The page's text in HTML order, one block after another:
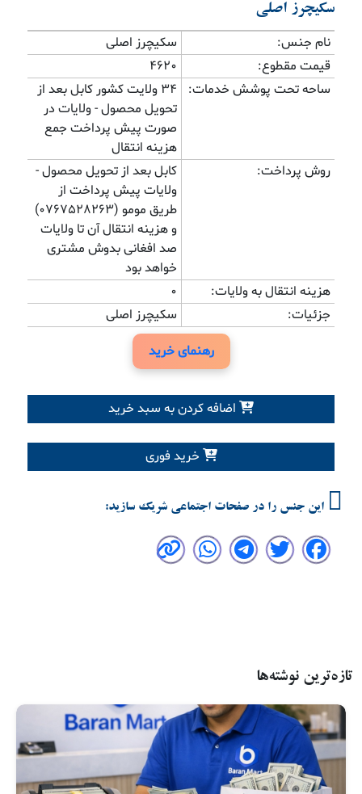
سکیچرز اصلی
نام جنس:
سکیچرز اصلی
قیمت مقطوع:
4620
ساحه تحت پوشش خدمات:
34 ولایت کشور کابل بعد از
تحویل محصول - ولایات در
صورت پیش پرداخت جمع
هزینه انتقال
روش پرداخت:
کابل بعد از تحویل محصول -
ولایات پیش پرداخت از
طریق مومو (0767528263)
و هزینه انتقال آن تا ولایات
صد افغانی بدوش مشتری
خواهد بود
هزینه انتقال به ولایات:
0
جزئیات:
سکیچرز اصلی
رهنمای خرید
اضافه کردن به سبد خرید
خرید فوری
این جنس را در صفحات اجتماعی شریک سازید:
تازه‌ترین نوشته‌ها